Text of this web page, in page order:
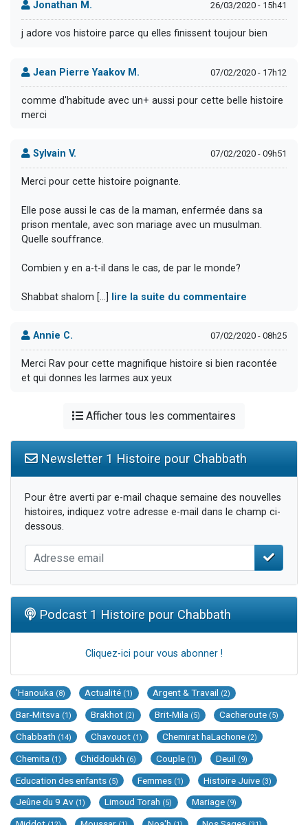
Jonathan M. 26/03/2020 - 15h41
j adore vos histoire parce qu elles finissent toujour bien
Jean Pierre Yaakov M. 07/02/2020 - 17h12
comme d'habitude avec un+ aussi pour cette belle histoire
merci
Sylvain V. 07/02/2020 - 09h51
Merci pour cette histoire poignante.
Elle pose aussi le cas de la maman, enfermée dans sa
prison mentale, avec son mariage avec un musulman.
Quelle souffrance.
Combien y en a-t-il dans le cas, de par le monde?
Shabbat shalom [...] lire la suite du commentaire
Annie C. 07/02/2020 - 08h25
Merci Rav pour cette magnifique histoire si bien racontée
et qui donnes les larmes aux yeux
Afficher tous les commentaires
Newsletter 1 Histoire pour Chabbath
Pour être averti par e-mail chaque semaine des nouvelles
histoires, indiquez votre adresse e-mail dans le champ ci-
dessous.
Podcast 1 Histoire pour Chabbath
Cliquez-ici pour vous abonner !
'Hanouka (8) Actualité (1) Argent & Travail (2)
Bar-Mitsva (1) Brakhot (2) Brit-Mila (5) Cacheroute (5)
Chabbath (14) Chavouot (1) Chemirat haLachone (2)
Chemita (1) Chiddoukh (6) Couple (1) Deuil (9)
Education des enfants (5) Femmes (1) Histoire Juive (3)
Jeûne du 9 Av (1) Limoud Torah (5) Mariage (9)